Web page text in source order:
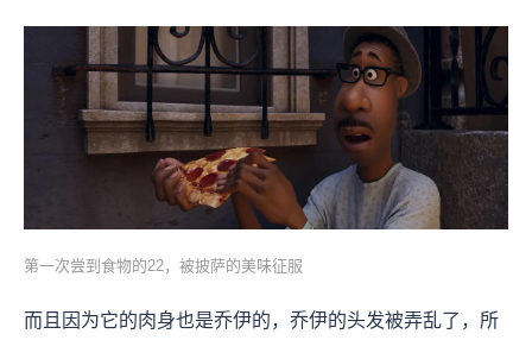
第一次尝到食物的22，被披萨的美味征服
而且因为它的肉身也是乔伊的，乔伊的头发被弄乱了，所